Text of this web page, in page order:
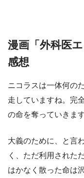
漫画「外科医
感想
ニコラスは一体何の
走していますね。完
の命を奪っていきます
大義のために、と言
く、ただ利用された
はかなく散った命は